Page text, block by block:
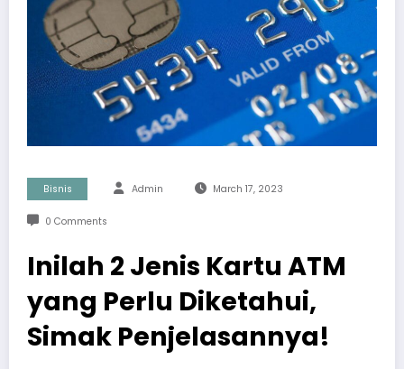
Bisnis Admin March 17, 2023
0 Comments
Inilah 2 Jenis Kartu ATM
yang Perlu Diketahui,
Simak Penjelasannya!